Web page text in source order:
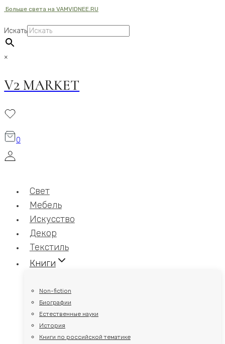
Перейти
содержимому
Больше света на VAMVIDNEE.RU
Искать
×
V2 MARKET
0
Свет
Мебель
Искусство
Декор
Текстиль
Книги
Non-fiction
Биографии
Естественные науки
История
Книги по российской тематике